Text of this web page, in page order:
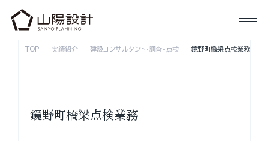
TOP 実績紹介 建設コンサルタント・調査・点検 鏡野町橋梁点検業務
鏡野町橋梁点検業務